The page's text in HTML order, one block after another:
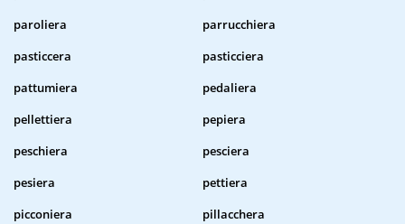
paroliera
parrucchiera
pasticcera
pasticciera
pattumiera
pedaliera
pellettiera
pepiera
peschiera
pesciera
pesiera
pettiera
picconiera
pillacchera